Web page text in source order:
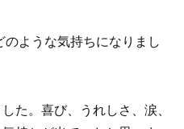
ような気持ちになりまし
た。喜び、うれしさ、涙、